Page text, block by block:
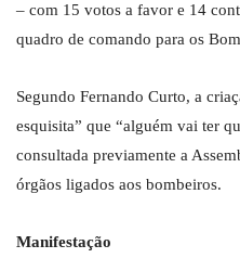
– com 15 votos a favor e 14
quadro de comando para os
Segundo Fernando Curto, a
esquisita” que “alguém vai ter
consultada previamente a
órgãos ligados aos bombeiros.
Manifestação